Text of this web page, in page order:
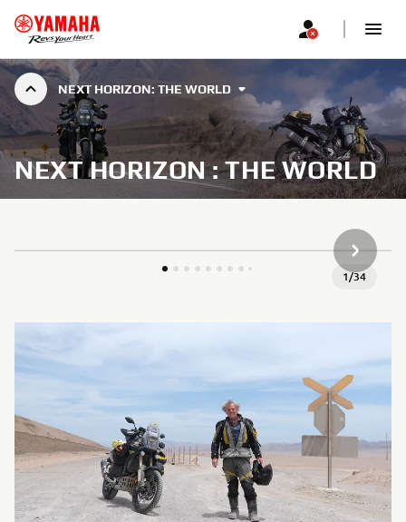
NEXT HORIZON: THE WORLD
NEXT HORIZON : THE WORLD
1/34